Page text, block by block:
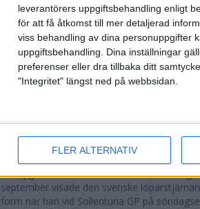
leverantörers uppgiftsbehandling enligt
för att få åtkomst till mer detaljerad
viss behandling av dina personuppgifter
uppgiftsbehandling. Dina inställningar
preferenser eller dra tillbaka ditt
"Integritet" längst ned på webbsidan.
FLER ALTERNATIV
Löparna viktiga när Sverige vann
26 aug 2025
Den hundrade upplagan av Finnkampen,
landskamp i friidrott, avgjordes inför
Svenskt rekord när Almgren
En dryg månad före friidrotts-VM, som
september visade den svenske
form när han vid Sollentuna GP på